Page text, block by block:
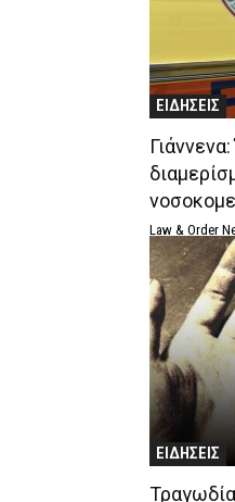
ΕΙΔΗΣΕΙΣ
Law & Order
ΕΙΔΗΣΕΙΣ